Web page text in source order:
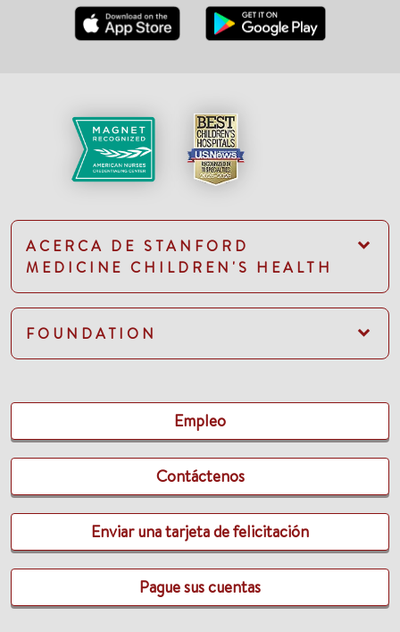
ACERCA DE STANFORD
MEDICINE CHILDREN'S HEALTH
FOUNDATION
Empleo
Contáctenos
Enviar una tarjeta de felicitación
Pague sus cuentas